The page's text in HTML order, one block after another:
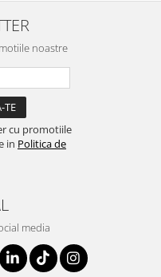
noastre
cu promotiile
in Politica de
media